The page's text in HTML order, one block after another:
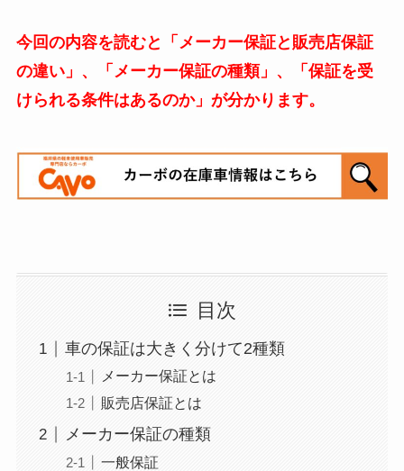
今回の内容を読むと「メーカー保証と販売店保証
の違い」、「メーカー保証の種類」、「保証を受
けられる条件はあるのか」が分かります。
目次
車の保証は大きく分けて2種類
メーカー保証とは
販売店保証とは
メーカー保証の種類
一般保証